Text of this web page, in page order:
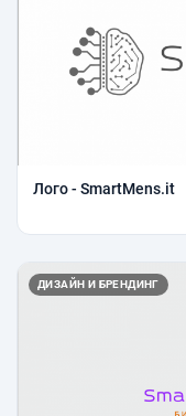
Лого - SmartMens.it
ДИЗАЙН И БРЕНДИНГ